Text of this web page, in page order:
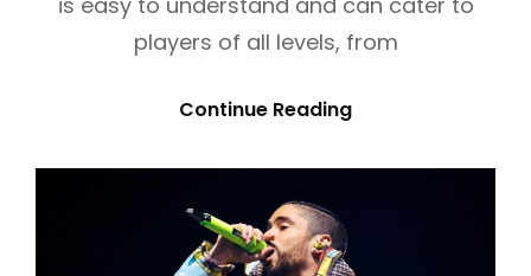
A
N
M
s
n
players of all levels, from
Continue ReadingH
W